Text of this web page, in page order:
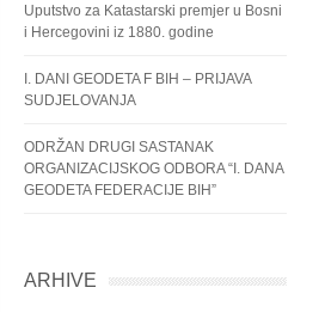
Uputstvo za Katastarski premjer u Bosni
i Hercegovini iz 1880. godine
I. DANI GEODETA F BIH – PRIJAVA
SUDJELOVANJA
ODRŽAN DRUGI SASTANAK
ORGANIZACIJSKOG ODBORA “I. DANA
GEODETA FEDERACIJE BIH”
ARHIVE